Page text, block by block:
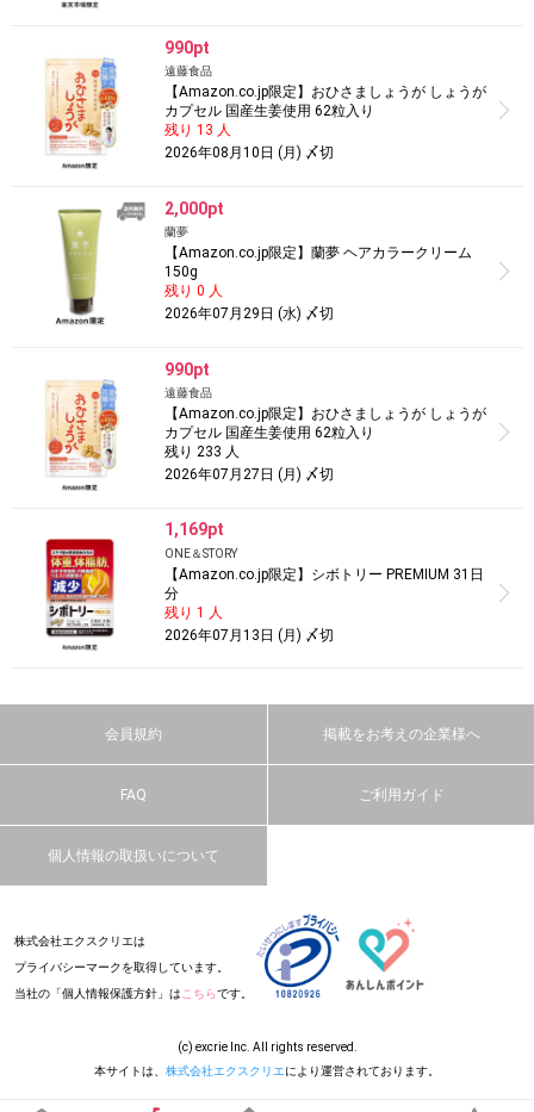
990pt
遠藤食品
【Amazon.co.jp限定】おひさましょうが しょうが
カプセル 国産生姜使用 62粒入り
残り 13 人
2026年08月10日 (月) 〆切
2,000pt
蘭夢
【Amazon.co.jp限定】蘭夢 ヘアカラークリーム
150g
残り 0 人
2026年07月29日 (水) 〆切
990pt
遠藤食品
【Amazon.co.jp限定】おひさましょうが しょうが
カプセル 国産生姜使用 62粒入り
残り 233 人
2026年07月27日 (月) 〆切
1,169pt
ONE＆STORY
【Amazon.co.jp限定】シボトリー PREMIUM 31日
分
残り 1 人
2026年07月13日 (月) 〆切
会員規約 掲載をお考えの企業様へ
FAQ ご利用ガイド
個人情報の取扱いについて
株式会社エクスクリエは
プライバシーマークを取得しています。
当社の「個人情報保護方針」はこちらです。
(c) excrie Inc. All rights reserved.
本サイトは、 株式会社エクスクリエにより運営されております。